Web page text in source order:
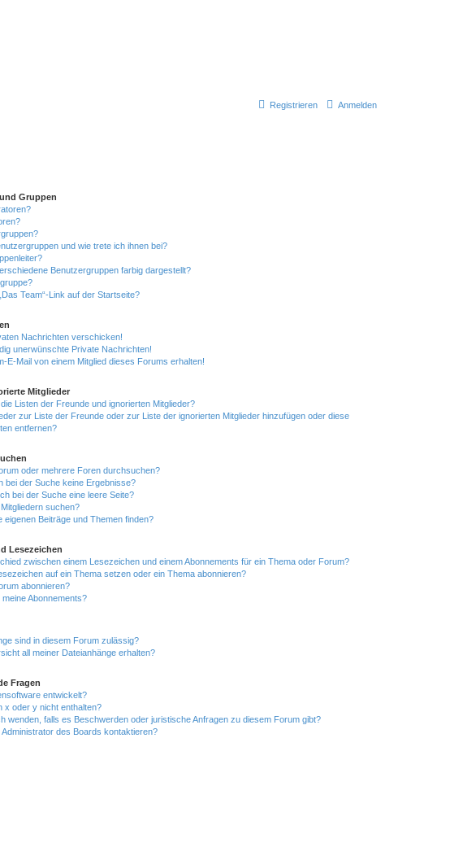
Anmelden
Registrieren
Gruppen
und wie trete ich ihnen bei?
Benutzergruppen farbig dargestellt?
Team“-Link auf der Startseite?
Nachrichten verschicken!
unerwünschte Private Nachrichten!
E-Mail von einem Mitglied dieses Forums erhalten!
Mitglieder
Listen der Freunde und ignorierten Mitglieder?
zur Liste der Freunde oder zur Liste der ignorierten Mitglieder hinzufügen oder diese
entfernen?
oder mehrere Foren durchsuchen?
bei der Suche keine Ergebnisse?
bei der Suche eine leere Seite?
suchen?
eigenen Beiträge und Themen finden?
Lesezeichen
zwischen einem Lesezeichen und einem Abonnements für ein Thema oder Forum?
auf ein Thema setzen oder ein Thema abonnieren?
abonnieren?
Abonnements?
sind in diesem Forum zulässig?
all meiner Dateianhänge erhalten?
Fragen
entwickelt?
x oder y nicht enthalten?
wenden, falls es Beschwerden oder juristische Anfragen zu diesem Forum gibt?
Administrator des Boards kontaktieren?